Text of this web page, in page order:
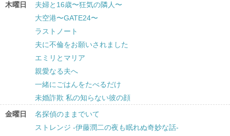
木曜日
夫婦と16歳〜狂気の隣人〜
大空港〜GATE24〜
ラストノート
夫に不倫をお願いされました
エミリとマリア
親愛なる夫へ
一緒にごはんをたべるだけ
未婚詐欺 私の知らない彼の顔
金曜日
名探偵のままでいて
ストレンジ -伊藤潤二の夜も眠れぬ奇妙な話-